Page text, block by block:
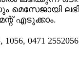
എടുക്കാം.
0471 2552056,